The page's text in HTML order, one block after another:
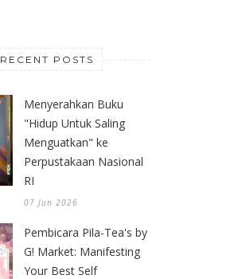
RECENT POSTS
Menyerahkan Buku
"Hidup Untuk Saling
Menguatkan" ke
Perpustakaan Nasional
RI
07 Jun 2026
Pembicara Pila-Tea's by
G! Market: Manifesting
Your Best Self